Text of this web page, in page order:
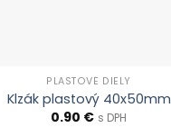
PLASTOVÉ DIELY
Klzák plastový 40x50mm
0.90 € s DPH